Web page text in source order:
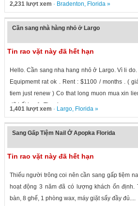
2,231 lượt xem · Bradenton, Florida»
Cần sang nhà hàng nhỏ ở Largo
Tin rao vặt này đã hết hạn
Hello. Cần sang nha hang nhỏ ở Largo. Vì li
Equipmemt rat ok . Rent : $1100 / months . (
tiem just renew ) Co that long muon mua xin
đã hết hạn] . Thank you.
1,401 lượt xem · Largo, Florida»
Sang Gấp Tiệm Nail Ở Apopka Florida
Tin rao vặt này đã hết hạn
Thiếu người trông coi nên cần sang gấp tiệm
hoạt động 3 năm đã có lượng khách ổn định.
bàn, 8 ghế, 1 phòng wax, máy giặt sấy đầy đủ....